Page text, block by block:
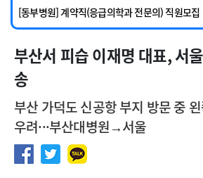
[동부병원] 계약직(응급의학과 전문의) 직원모집
[이대목동병원] 하반기 전공의(레지던트1년차)
[서울아산병원] 2026년 하반기 인턴 모집
[영남대학교의료원] 마취통증의학과 임기제 임상
부산서 피습 이재명 대표, 서
송
부산 가덕도 신공항 부지 방문 중
우려···부산대병원→서울